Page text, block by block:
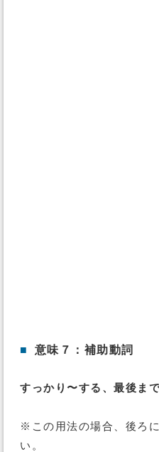
■ 意味７：補助動詞
すっかり〜する、最後ま
※この用法の場合、後ろ
い。